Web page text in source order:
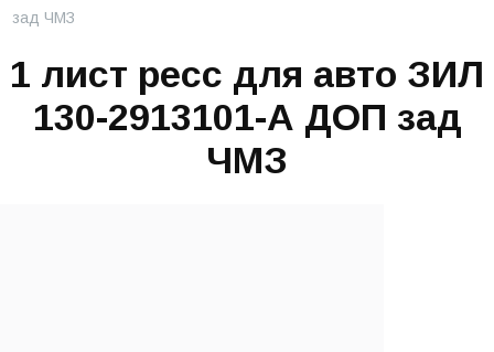
зад ЧМЗ
1 лист ресс для авто ЗИЛ
130-2913101-А ДОП зад
ЧМЗ